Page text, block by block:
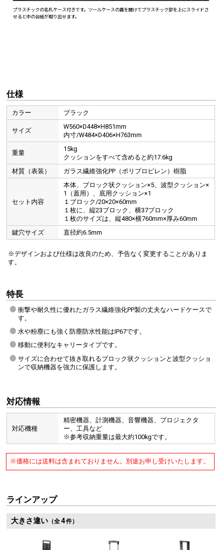
密閉ダイヤル付き
仕様
カラー ブラック
サイズ
W560×D448×H851mm
内寸/W484×D406×H763mm
重量
15kg
クッションをすべて含めると約17.6kg
材質（表装）
ガラス繊維強化PP（ポリプロピレン）樹脂
セット内容
本体、ブロック状クッション×5、波型クッション×
1（蓋用）、底用クッション×1
１ブロック/20×20×60mm
１枚に、縦23ブロック、横37ブロック
１枚のサイズは、縦480×横760mm×厚み60mm
鍵穴サイズ
直径約6.5mm
※デザインおよび仕様は改良のため、予告なく変更することがありま
す。
特長
衝撃や耐久性に優れたガラス繊維強化PP製の丈夫なハードケースで
す。
水や粉塵にも強く防塵防水性能はIP67です。
移動に便利なキャリータイプです。
サイズに合わせて抜き取れるブロック状クッションと波型クッショ
ンで収納機器を強力に保護します。
対応情報
対応機種
精密機器、計測機器、音響機器、プロジェクタ
ー、工具など
※参考収納重量は最大約100kgです。
※価格には送料は含まれておりません。別途お申し受けいたします。
ラインアップ
大きさ違い（全4件）